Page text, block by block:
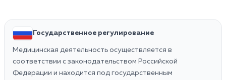
Государственное регулирование
Медицинская деятельность осуществляется в
соответствии с законодательством Российской
Федерации и находится под государственным